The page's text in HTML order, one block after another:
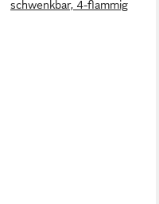
schwenkbar, 4-flammig